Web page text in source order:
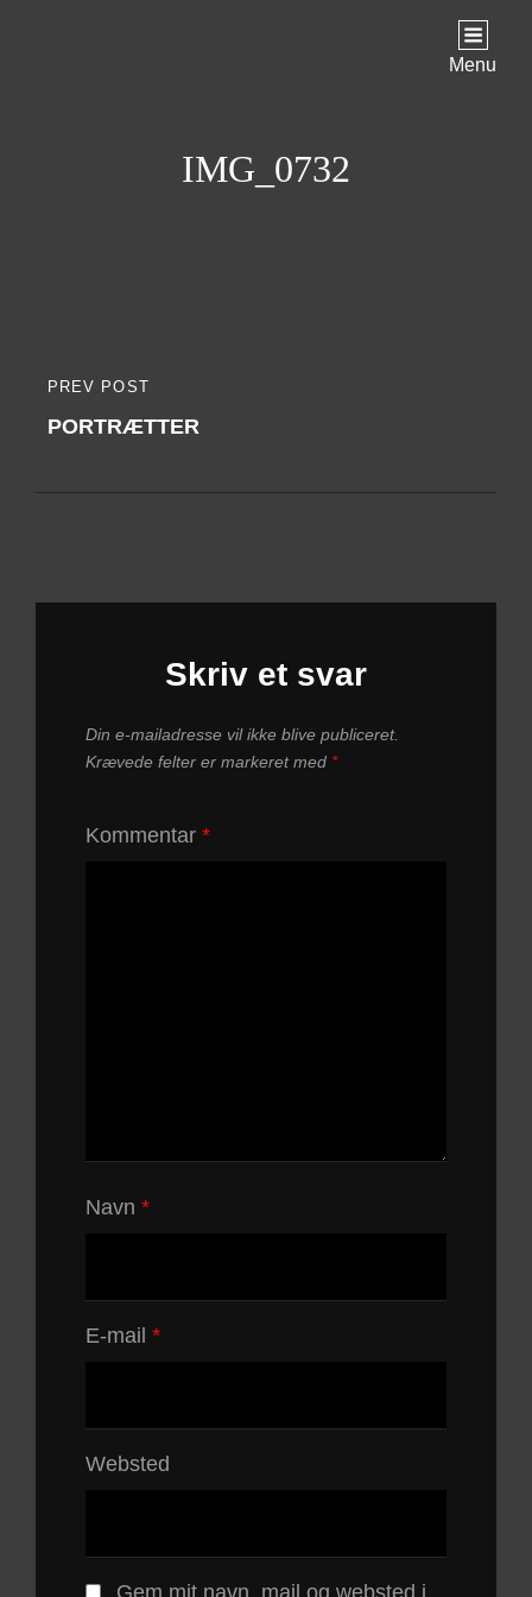
Menu
IMG_0732
Indlægsnavigation
PREVIOUS
POST
PREV POST
PORTRÆTTER
Skriv et svar
Din e-mailadresse vil ikke blive publiceret.
Krævede felter er markeret med *
Kommentar *
Navn *
E-mail *
Websted